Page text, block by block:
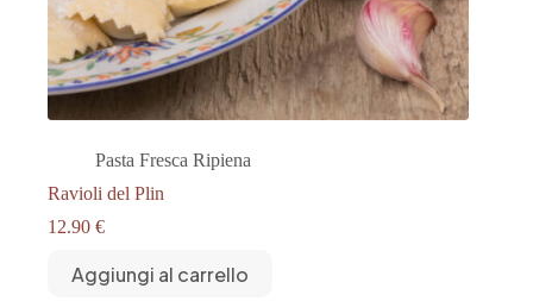
Pasta Fresca Ripiena
Ravioli del Plin
12.90 €
Aggiungi al carrello